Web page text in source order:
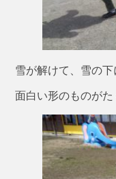
雪が解けて、雪の下
面白い形のものがた